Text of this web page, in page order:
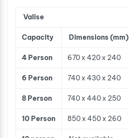
Valise
Capacity Dimensions (mm)
4 Person 670 x 420 x 240
6 Person 740 x 430 x 240
8 Person 740 x 440 x 250
10 Person 850 x 450 x 260